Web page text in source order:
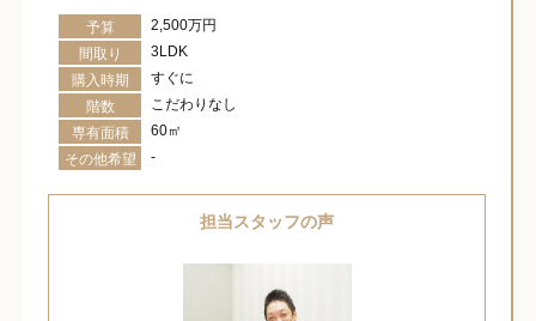
予算
2,500万円
間取り
3LDK
購入時期
すぐに
階数
こだわりなし
専有面積
60㎡
その他希望
-
担当スタッフの声